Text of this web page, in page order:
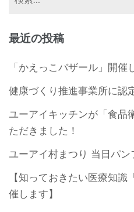
最近の投稿
「かえっこバザール」開催
健康づくり推進事業所に認
ユーアイキッチンが「食品
ただきました！
ユーアイ村まつり 当日パ
【知っておきたい医療知
催します】